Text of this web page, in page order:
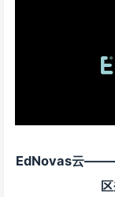
EdNovas云